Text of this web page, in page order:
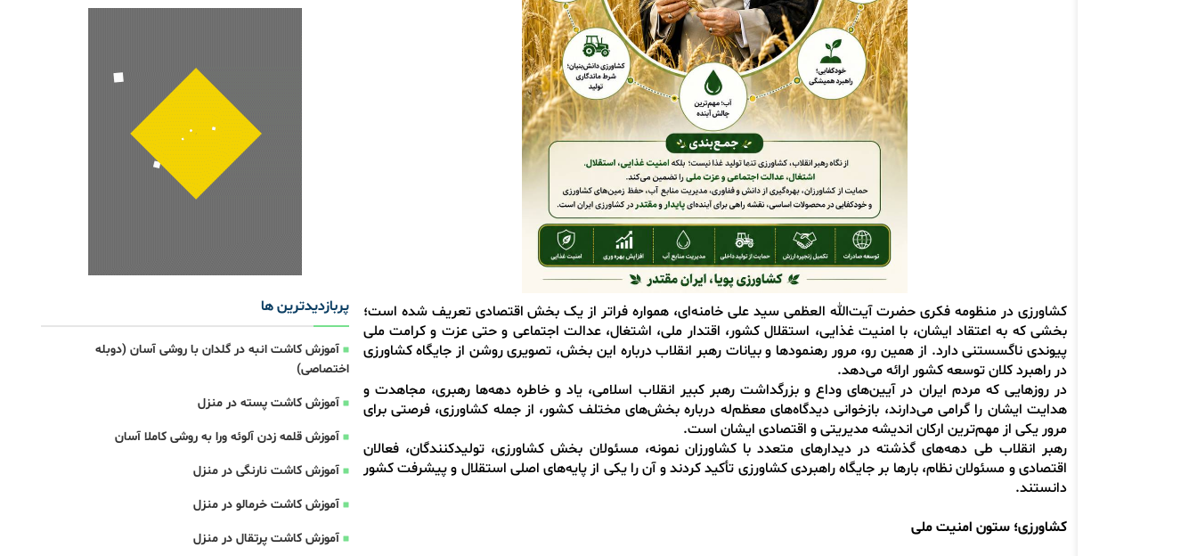
کشاورزی در منظومه فکری حضرت آیت‌الله العظمی سید علی خامنه‌ای، همواره فراتر از یک بخش اقتصادی تعریف شده است؛
بخشی که به اعتقاد ایشان، با امنیت غذایی، استقلال کشور، اقتدار ملی، اشتغال، عدالت اجتماعی و حتی عزت و کرامت ملی
پیوندی ناگسستنی دارد. از همین رو، مرور رهنمودها و بیانات رهبر انقلاب درباره این بخش، تصویری روشن از جایگاه کشاورزی
در راهبرد کلان توسعه کشور ارائه می‌دهد.
در روزهایی که مردم ایران در آیین‌های وداع و بزرگداشت رهبر کبیر انقلاب اسلامی، یاد و خاطره دهه‌ها رهبری، مجاهدت و
هدایت ایشان را گرامی می‌دارند، بازخوانی دیدگاه‌های معظم‌له درباره بخش‌های مختلف کشور، از جمله کشاورزی، فرصتی برای
مرور یکی از مهم‌ترین ارکان اندیشه مدیریتی و اقتصادی ایشان است.
رهبر انقلاب طی دهه‌های گذشته در دیدارهای متعدد با کشاورزان نمونه، مسئولان بخش کشاورزی، تولیدکنندگان، فعالان
اقتصادی و مسئولان نظام، بارها بر جایگاه راهبردی کشاورزی تأکید کردند و آن را یکی از پایه‌های اصلی استقلال و پیشرفت کشور
دانستند.
کشاورزی؛ ستون امنیت ملی
پربازدیدترین ها
آموزش کاشت انبه در گلدان با روشی آسان (دوبله
اختصاصی)
آموزش کاشت پسته در منزل
آموزش قلمه زدن آلوئه ورا به روشی کاملا آسان
آموزش کاشت نارنگی در منزل
آموزش کاشت خرمالو در منزل
آموزش کاشت پرتقال در منزل